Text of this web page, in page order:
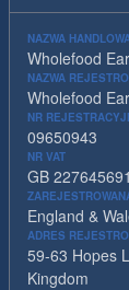
NAZWA
Wholefood
NAZWA
Wholefood
NR
09650943
NR VAT
GB 227645691
England &
ADRES
59-63 Hopes
Kingdom